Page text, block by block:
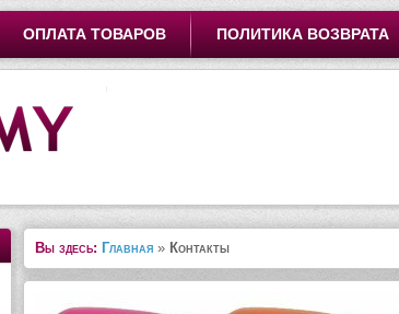
ОПЛАТА ТОВАРОВ ПОЛИТИКА ВОЗВРАТА
Вы здесь: Главная » Контакты